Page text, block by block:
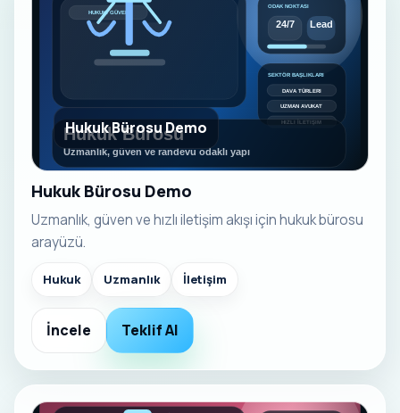
Hukuk Bürosu Demo
Hukuk Bürosu Demo
Uzmanlık, güven ve hızlı iletişim akışı için hukuk bürosu
arayüzü.
Hukuk Uzmanlık İletişim
İncele Teklif Al